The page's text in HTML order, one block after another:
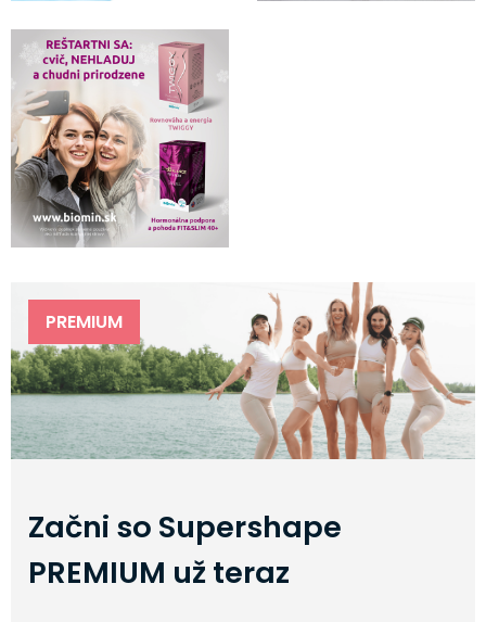
PREMIUM
Začni so Supershape
PREMIUM už teraz